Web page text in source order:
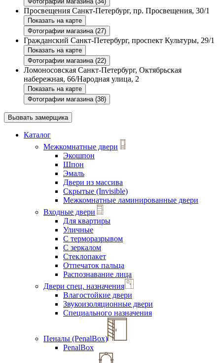
Просвещения Санкт-Петербург, пр. Просвещения, 30/1
Показать на карте
Фотографии магазина (27)
Гражданский Санкт-Петербург, проспект Культуры, 29/1
Показать на карте
Фотографии магазина (22)
Ломоносовская Санкт-Петербург, Октябрьская
набережная, 66/Народная улица, 2
Показать на карте
Фотографии магазина (38)
Вызвать замерщика
Каталог
Межкомнатные двери
Экошпон
Шпон
Эмаль
Двери из массива
Скрытые (Invisible)
Межкомнатные ламинированные двери
Входные двери
Для квартиры
Уличные
С терморазрывом
С зеркалом
Стеклопакет
Отпечаток пальца
Распознавание лица
Двери спец. назначения
Влагостойкие двери
Звукоизоляционные двери
Специального назначения
Пеналы (PenalBox)
PenalBox